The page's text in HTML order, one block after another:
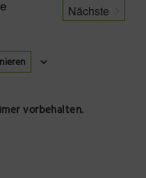
NeuruppinNächste
vorbehalten.